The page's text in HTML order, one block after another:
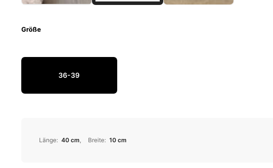
Größe
36-39
Länge: 40 cm Breite: 10 cm